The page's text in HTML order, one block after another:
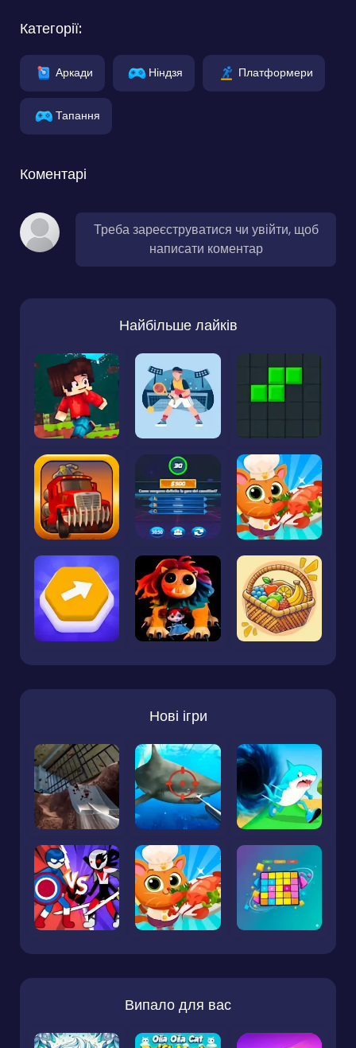
Категорії:
Аркади Ніндзя Платформери
Тапання
Коментарі
Треба зареєструватися чи увійти, щоб
написати коментар
Найбільше лайків
Нові ігри
Випало для вас